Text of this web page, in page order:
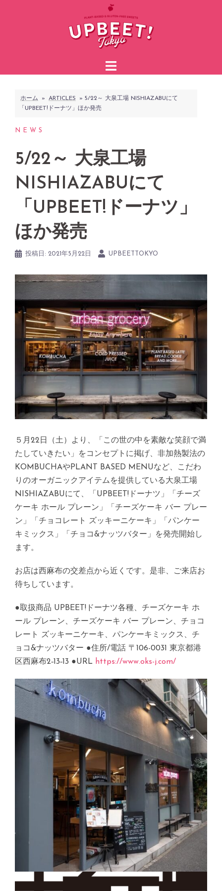
へ
ホーム » ARTICLES » 5/22～ 大泉工場 NISHIAZABUにて
「UPBEET!ドーナツ」ほか発売
NEWS
5/22～ 大泉工場
NISHIAZABUにて
「UPBEET!ドーナツ」
ほか発売
投稿日: 2021年5月22日 UPBEETTOKYO
５月22日（土）より、「この世の中を素敵な笑顔で満
たしていきたい」をコンセプトに掲げ、非加熱製法の
KOMBUCHAやPLANT BASED MENUなど、こだわ
りのオーガニックアイテムを提供している大泉工場
NISHIAZABUにて、「UPBEET!ドーナツ」「チーズ
ケーキ ホール プレーン」「チーズケーキ バー プレー
ン」「チョコレート ズッキーニケーキ」「パンケー
キミックス」「チョコ&ナッツバター」を発売開始し
ます。
お店は西麻布の交差点から近くです。是非、ご来店お
待ちしています。
●取扱商品 UPBEET!ドーナツ各種、チーズケーキ ホ
ール プレーン、チーズケーキ バー プレーン、チョコ
レート ズッキーニケーキ、パンケーキミックス、チ
ョコ&ナッツバター ●住所/電話 〒106-0031 東京都港
区西麻布2‐13‐13 ●URL https://www.oks-j.com/